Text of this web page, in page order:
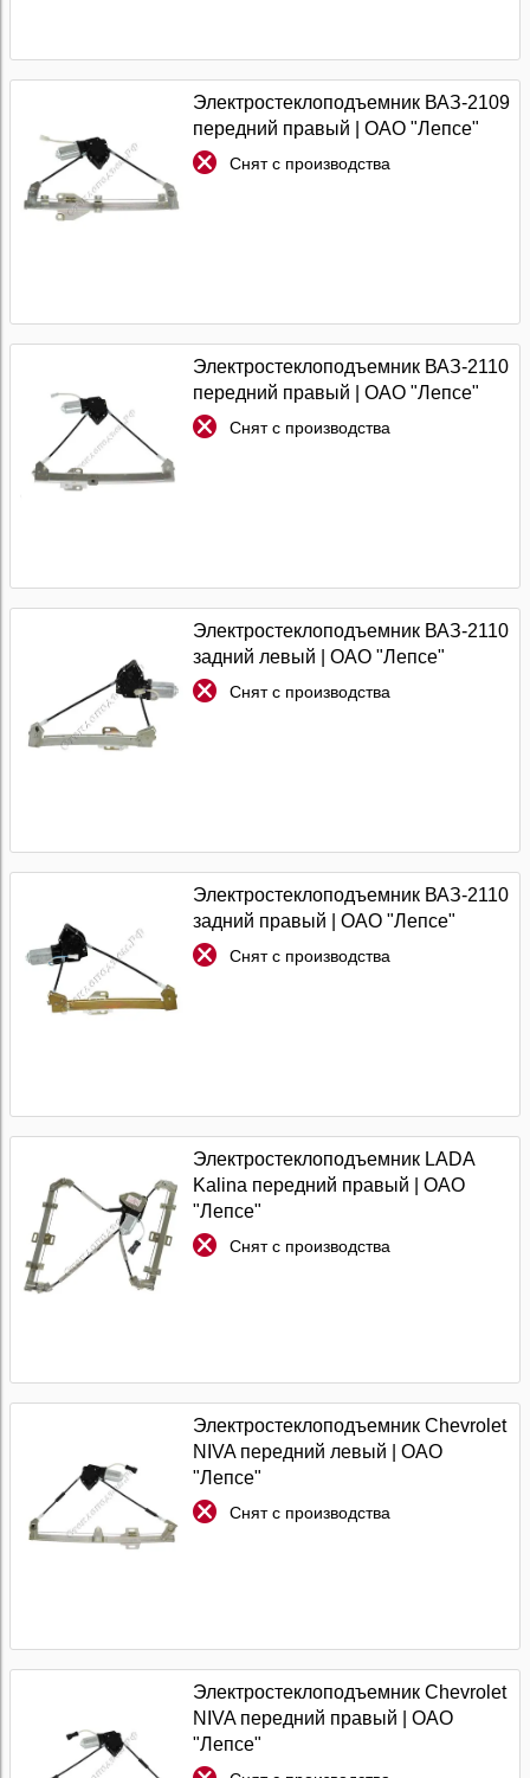
Электростеклоподъемник ВАЗ-2109
передний правый | ОАО "Лепсе"
Снят с производства
Электростеклоподъемник ВАЗ-2110
передний правый | ОАО "Лепсе"
Снят с производства
Электростеклоподъемник ВАЗ-2110
задний левый | ОАО "Лепсе"
Снят с производства
Электростеклоподъемник ВАЗ-2110
задний правый | ОАО "Лепсе"
Снят с производства
Электростеклоподъемник LADA
Kalina передний правый | ОАО
"Лепсе"
Снят с производства
Электростеклоподъемник Chevrolet
NIVA передний левый | ОАО
"Лепсе"
Снят с производства
Электростеклоподъемник Chevrolet
NIVA передний правый | ОАО
"Лепсе"